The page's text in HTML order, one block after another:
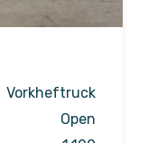
Vorkheftruck
Open